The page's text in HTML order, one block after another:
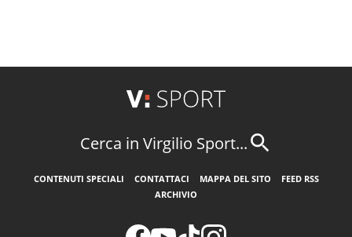
Cerca in Virgilio Sport...
CONTENUTI SPECIALI CONTATTACI MAPPA DEL SITO
FEED RSS
ARCHIVIO